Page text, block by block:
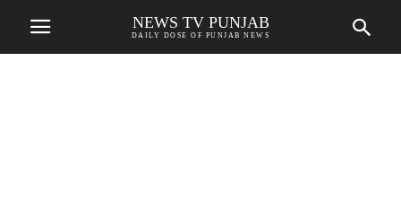
NEWS TV PUNJAB
DAILY DOSE OF PUNJAB NEWS